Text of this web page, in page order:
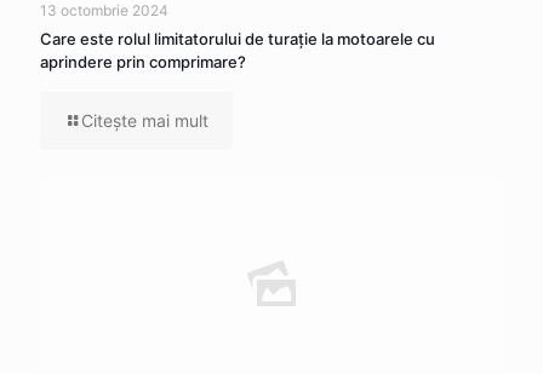
13 octombrie 2024
Care este rolul limitatorului de turație la motoarele cu
aprindere prin comprimare?
Citeşte mai mult